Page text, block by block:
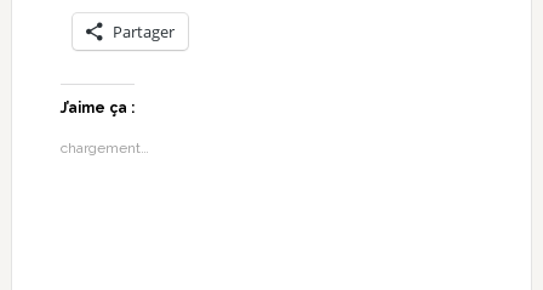
Partager
J’aime ça :
chargement…